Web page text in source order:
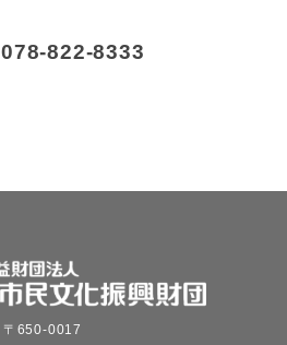
078-822-8333
〒650-0017